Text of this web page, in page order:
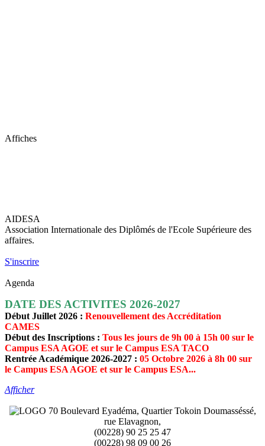
Affiches
AIDESA
Association Internationale des Diplômés de l'Ecole Supérieure des
affaires.
S'inscrire
Agenda
DATE DES ACTIVITES 2026-2027
Début Juillet 2026 : Renouvellement des Accréditation
CAMES
Début des Inscriptions : Tous les jours de 9h 00 à 15h 00 sur le
Campus ESA AGOE et sur le Campus ESA TACO
Rentrée Académique 2026-2027 : 05 Octobre 2026 à 8h 00 sur
le Campus ESA AGOE et sur le Campus ESA...
Afficher
70 Boulevard Eyadéma, Quartier Tokoin Doumasséssé,
rue Elavagnon,
(00228) 90 25 25 47
(00228) 98 09 00 26